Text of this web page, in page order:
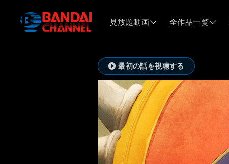
見放題動画 全作品一覧
最初の話を視聴する